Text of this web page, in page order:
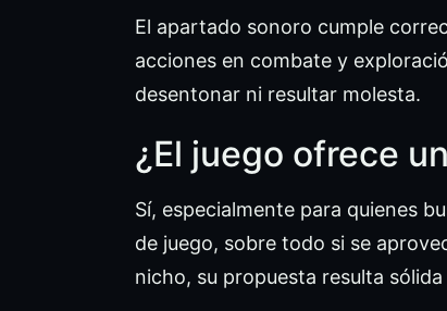
El apartado sonoro cumple
acciones en combate y
desentonar ni resultar molesta.
¿El juego ofrece
Sí, especialmente para quienes
de juego, sobre todo si se
nicho, su propuesta resulta